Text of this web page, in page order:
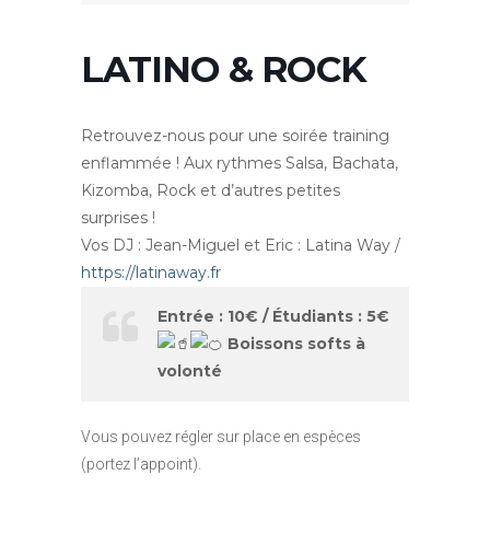
LATINO & ROCK
Retrouvez-nous pour une soirée training
enflammée ! Aux rythmes Salsa, Bachata,
Kizomba, Rock et d’autres petites
surprises !
Vos DJ : Jean-Miguel et Eric : Latina Way /
https://latinaway.fr
Entrée : 10€ / Étudiants : 5€
Boissons softs à
volonté
Vous pouvez régler sur place en espèces
(portez l’appoint).